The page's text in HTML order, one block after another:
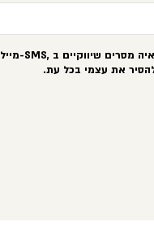
מסרים שיווקיים ב -SMS,
את עצמי בכל עת.